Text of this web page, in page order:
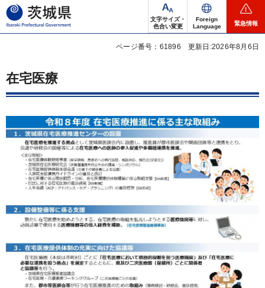
茨城県
文字サイズ・
色合い変更
Foreign
Language
緊急情報
ページ番号：61896 更新日:2026年8月6日
在宅医療